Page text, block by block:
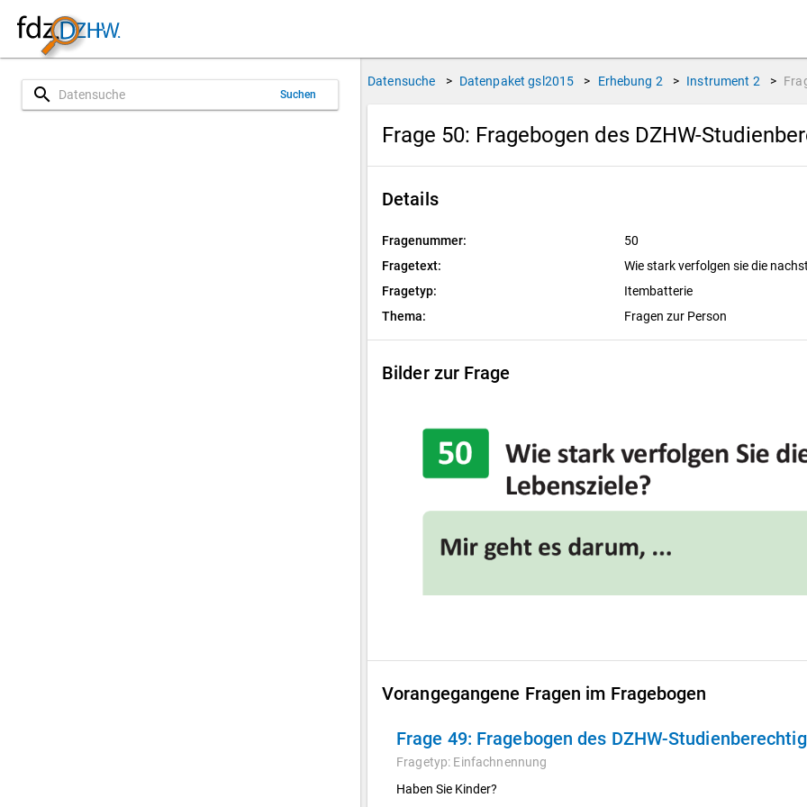
search Suchen
Datensuche > Datenpaket gsl2015 > Erhebung 2 > Instrument 2 >
Frage 50: Fragebogen des DZHW-
Details
Fragenummer:
50
Fragetext:
Wie stark verfolgen sie die
Fragetyp:
Itembatterie
Thema:
Fragen zur Person
Bilder zur Frage
Vorangegangene Fragen im Fragebogen
Frage 49: Fragebogen des DZHW-
Fragetyp: Einfachnennung
Haben Sie Kinder?